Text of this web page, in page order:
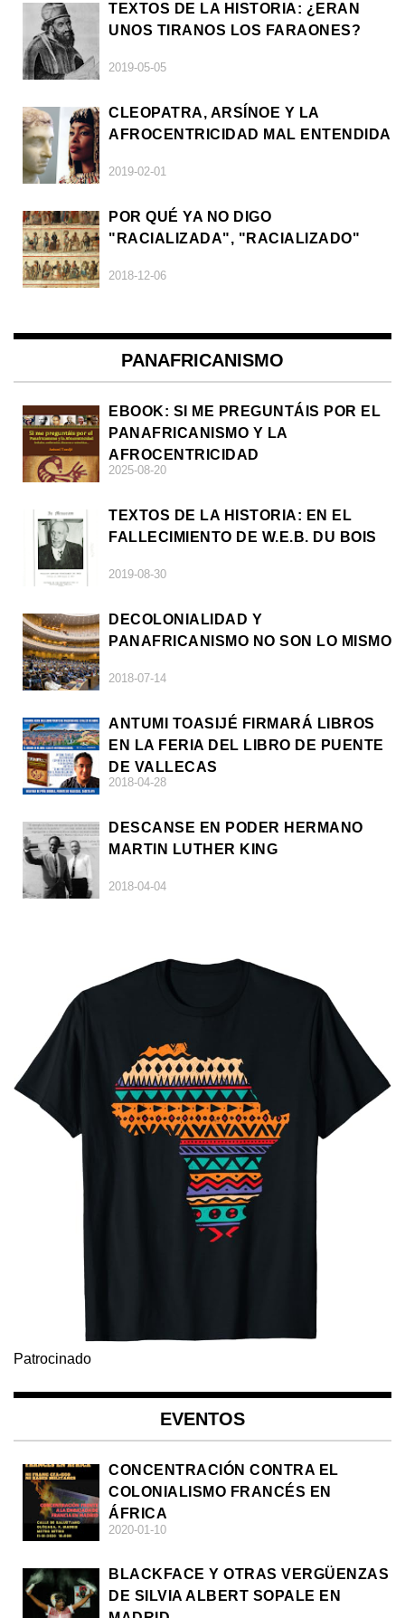
TEXTOS DE LA HISTORIA: ¿ERAN
UNOS TIRANOS LOS FARAONES?
2019-05-05
CLEOPATRA, ARSÍNOE Y LA
AFROCENTRICIDAD MAL ENTENDIDA
2019-02-01
POR QUÉ YA NO DIGO
"RACIALIZADA", "RACIALIZADO"
2018-12-06
PANAFRICANISMO
EBOOK: SI ME PREGUNTÁIS POR EL
PANAFRICANISMO Y LA
AFROCENTRICIDAD
2025-08-20
TEXTOS DE LA HISTORIA: EN EL
FALLECIMIENTO DE W.E.B. DU BOIS
2019-08-30
DECOLONIALIDAD Y
PANAFRICANISMO NO SON LO MISMO
2018-07-14
ANTUMI TOASIJÉ FIRMARÁ LIBROS
EN LA FERIA DEL LIBRO DE PUENTE
DE VALLECAS
2018-04-28
DESCANSE EN PODER HERMANO
MARTIN LUTHER KING
2018-04-04
Patrocinado
EVENTOS
CONCENTRACIÓN CONTRA EL
COLONIALISMO FRANCÉS EN
ÁFRICA
2020-01-10
BLACKFACE Y OTRAS VERGÜENZAS
DE SILVIA ALBERT SOPALE EN